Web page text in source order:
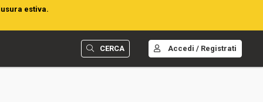
estiva.
CERCA Accedi / Registrati